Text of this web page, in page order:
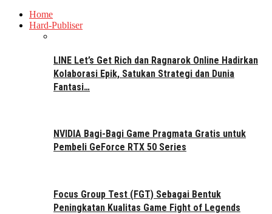
Home
Hard-Publiser
LINE Let’s Get Rich dan Ragnarok Online Hadirkan
Kolaborasi Epik, Satukan Strategi dan Dunia
Fantasi…
NVIDIA Bagi-Bagi Game Pragmata Gratis untuk
Pembeli GeForce RTX 50 Series
Focus Group Test (FGT) Sebagai Bentuk
Peningkatan Kualitas Game Fight of Legends